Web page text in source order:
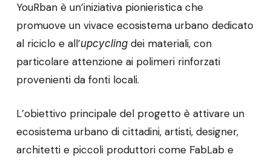
YouRban è un’iniziativa pionieristica che
promuove un vivace ecosistema urbano dedicato
al riciclo e all’upcyclingdei materiali, con
particolare attenzione ai polimeri rinforzati
provenienti da fonti locali.
L’obiettivo principale del progetto è attivare un
ecosistema urbano di cittadini, artisti, designer,
architetti e piccoli produttori come FabLab e